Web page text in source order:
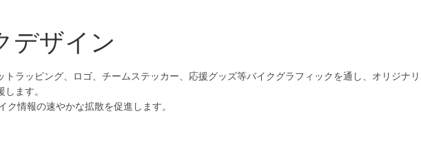
デザイン
ラッピング、ロゴ、チームステッカー、応援グッズ等バイクグラフィックを通し、オリジナリ
ます。
ク情報の速やかな拡散を促進します。